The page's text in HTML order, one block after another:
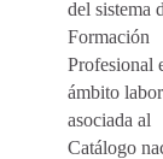
del sistema
Formación
Profesional
ámbito
asociada al
Catálogo